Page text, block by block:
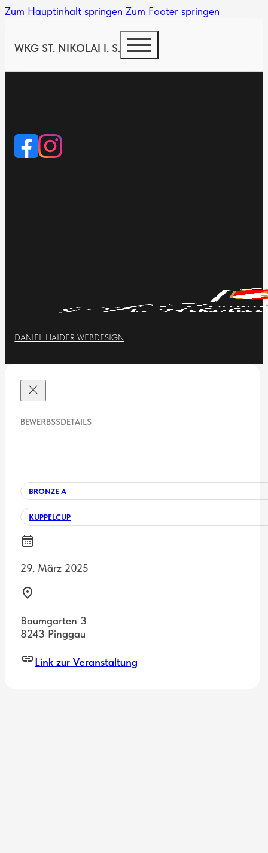
Zum Hauptinhalt springen Zum Footer springen
WKG ST. NIKOLAI I. S.
DANIEL HAIDER WEBDESIGN
BEWERBSSDETAILS
BRONZE A
KUPPELCUP
29. März 2025
Baumgarten 3
8243 Pinggau
Link zur Veranstaltung